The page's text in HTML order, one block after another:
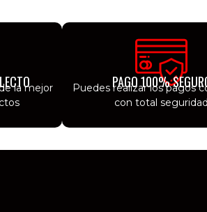
la mejor
PAGO 100%
Puedes realizar los pagos
con total seguridad